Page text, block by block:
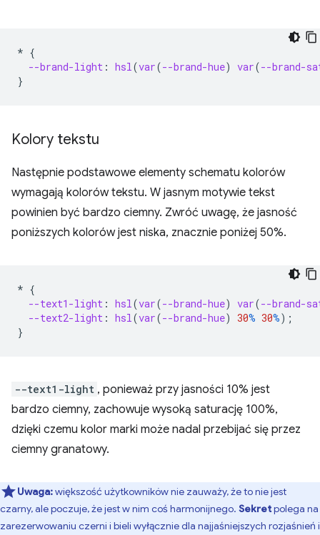
* {
--brand-light : hsl (var(--brand-hue) var(--brand-
}
Kolory tekstu
Następnie podstawowe elementy schematu kolorów
wymagają kolorów tekstu. W jasnym motywie tekst
powinien być bardzo ciemny. Zwróć uwagę, że jasność
poniższych kolorów jest niska, znacznie poniżej 50%.
* {
--text1-light : hsl (var(--brand-hue) var(--brand-
--text2-light : hsl (var(--brand-hue) 30% 30%);
}
--text1-light , ponieważ przy jasności 10% jest
bardzo ciemny, zachowuje wysoką saturację 100%,
dzięki czemu kolor marki może nadal przebijać się przez
ciemny granatowy.
Uwaga:większość użytkowników nie zauważy, że to nie jest
czarny, ale poczuje, że jest w nim coś harmonijnego. Sekretpolega na
zarezerwowaniu czerni i bieli wyłącznie dla najjaśniejszych rozjaśnień i